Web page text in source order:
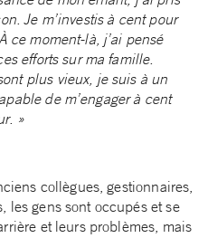
Je m’investis à cent pour
ce moment-là, j’ai pensé
efforts sur ma famille.
plus vieux, je suis à un
de m’engager à cent
»
collègues, gestionnaires,
les gens sont occupés et se
et leurs problèmes, mais